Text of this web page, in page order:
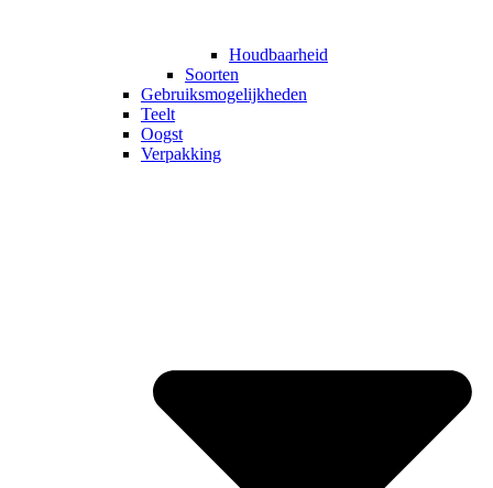
Houdbaarheid
Soorten
Gebruiksmogelijkheden
Teelt
Oogst
Verpakking